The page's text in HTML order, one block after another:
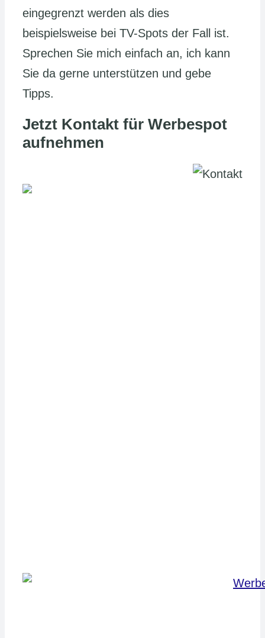
eingegrenzt werden als dies
beispielsweise bei TV-Spots der Fall ist.
Sprechen Sie mich einfach an, ich kann
Sie da gerne unterstützen und gebe
Tipps.
Jetzt Kontakt für Werbespot
aufnehmen